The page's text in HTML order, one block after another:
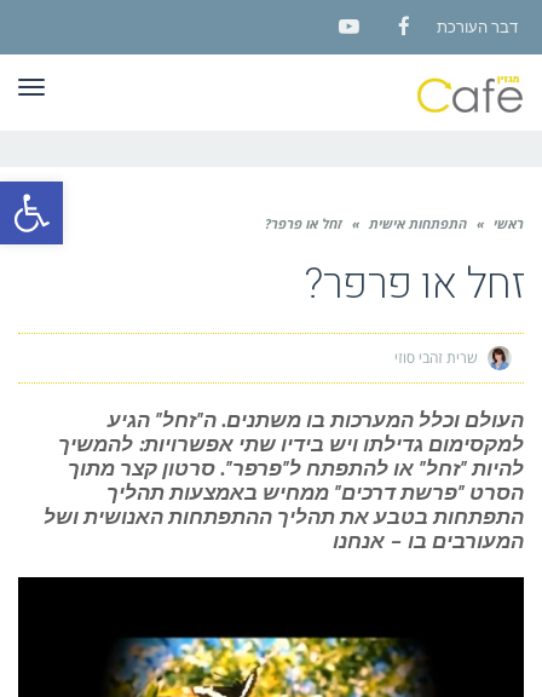
פתח
דבר העורכת
Facebook
YouTube
ראשי » התפתחות אישית » זחל או פרפר?
זחל או פרפר?
שרית זהבי סוזי
העולם וכלל המערכות בו משתנים. ה"זחל" הגיע
למקסימום גדילתו ויש בידיו שתי אפשרויות: להמשיך
להיות "זחל" או להתפתח ל"פרפר". סרטון קצר מתוך
הסרט "פרשת דרכים" ממחיש באמצעות תהליך
התפתחות בטבע את תהליך ההתפתחות האנושית ושל
המעורבים בו – אנחנו